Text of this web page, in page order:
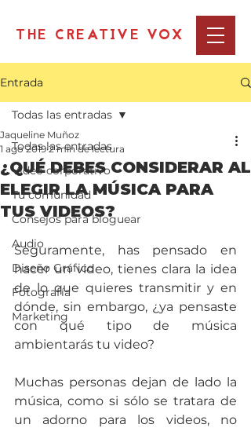
THE CREATIVE VOX
Entrada
Todas las entradas
Video corporativo
Tu comunidad
Consejos para bloguear
Audio
Diseño Gráfico
Fotografía
Marketing
Todas las entradas
¿QUÉ DEBES CONSIDERAR AL
ELEGIR LA MÚSICA PARA
TUS VIDEOS?
Jaqueline Muñoz
1 ago 2019 2 min de lectura
Seguramente, has pensado en
hacer un video, tienes clara la idea
de lo que quieres transmitir y en
dónde, sin embargo, ¿ya pensaste
con qué tipo de música
ambientarás tu video?
Muchas personas dejan de lado la
música, como si sólo se tratara de
un adorno para los videos, no